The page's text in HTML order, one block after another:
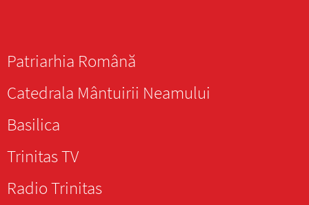
Patriarhia Română
Catedrala Mântuirii Neamului
Basilica
Trinitas TV
Radio Trinitas